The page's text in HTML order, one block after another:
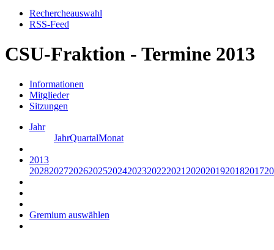
Rechercheauswahl
RSS-Feed
CSU-Fraktion - Termine 2013
Informationen
Mitglieder
Sitzungen
Jahr
JahrQuartalMonat
2013
20282027202620252024202320222021 2020201920182017
Gremium auswählen